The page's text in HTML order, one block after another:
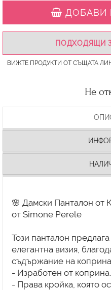
ДОБАВИ
ПОДХОДЯЩИ
ВИЖТЕ ПРОДУКТИ ОТ СЪЩАТА
Не
🌸 Дамски Панталон от
от Simone Perele
Този панталон
елегантна визия,
съдържание на
- Изработен от коприна.
- Права кройка, която